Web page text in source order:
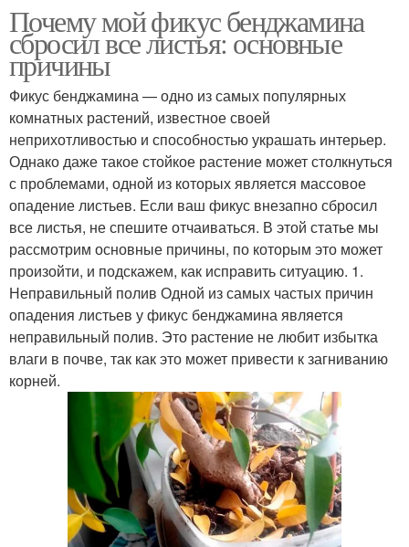
Почему мой фикус бенджамина
сбросил все листья: основные
причины
Фикус бенджамина — одно из самых популярных
комнатных растений, известное своей
неприхотливостью и способностью украшать интерьер.
Однако даже такое стойкое растение может столкнуться
с проблемами, одной из которых является массовое
опадение листьев. Если ваш фикус внезапно сбросил
все листья, не спешите отчаиваться. В этой статье мы
рассмотрим основные причины, по которым это может
произойти, и подскажем, как исправить ситуацию. 1.
Неправильный полив Одной из самых частых причин
опадения листьев у фикус бенджамина является
неправильный полив. Это растение не любит избытка
влаги в почве, так как это может привести к загниванию
корней.